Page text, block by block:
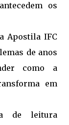
os
Apostila IFC
de anos
como a
em
de leitura